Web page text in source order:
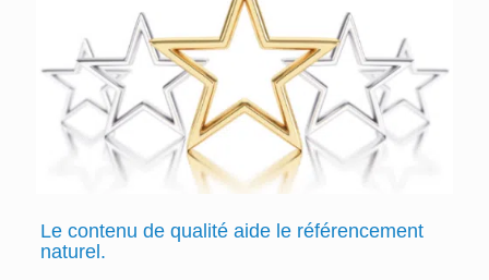
Le contenu de qualité aide leréférencement
naturel .